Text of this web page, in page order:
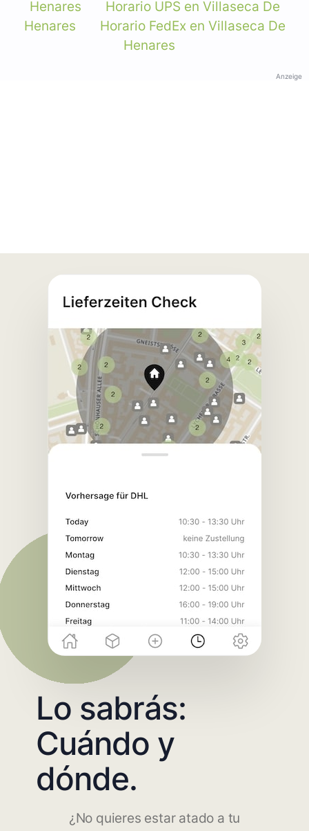
Henares
Horario UPS en Villaseca De
Henares
Horario FedEx en Villaseca De
Henares
Anzeige
Lo sabrás:
Cuándo y
dónde.
¿No quieres estar atado a tu